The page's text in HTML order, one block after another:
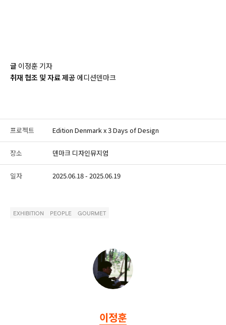
글 이정훈 기자
취재 협조 및 자료 제공 에디션덴마크
프로젝트 Edition Denmark x 3 Days of Design
장소 덴마크 디자인뮤지엄
일자 2025.06.18 - 2025.06.19
EXHIBITION PEOPLE GOURMET
이정훈